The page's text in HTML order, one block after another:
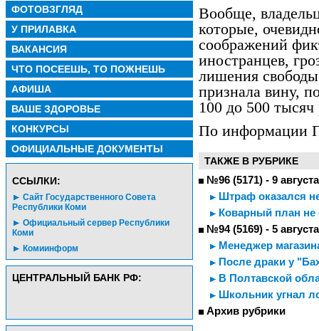
ФОТОВЗГЛЯД
У ПРИЛАВКА
ВАКАНСИЯ
ЧТО ПОСЕЕШЬ, ТО ПОЖНЕШЬ
АФИША
ВАШЕ ЗДОРОВЬЕ
КОНКУРСЫ
ОФИЦИАЛЬНЫЕ ДОКУМЕНТЫ
CСЫЛКИ:
Сайт Государственного Совета
Республики Коми
Официальный сервер Республики
Коми
Комиинформ
ЦЕНТРАЛЬНЫЙ БАНК РФ:
Вообще,
которые,
соображений
иностранцев,
лишения
признала вину,
100 до 500 тысяч
По информации
ТАКЖЕ В РУБРИКЕ
№96 (5171) - 9
Штраф оказался
Коварный план не
№94 (5169) - 5
Менеджер
После драки у
В Полтавской
Школьник угнал
Архив рубрики